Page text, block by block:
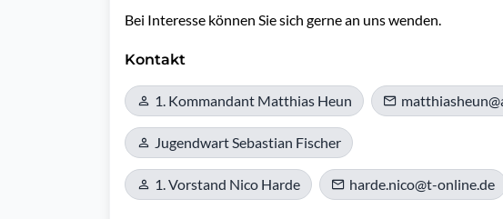
Kontakt
1. Kommandant Matthias Heun
Jugendwart Sebastian Fischer
1. Vorstand Nico Harde harde.nico@t-online.de